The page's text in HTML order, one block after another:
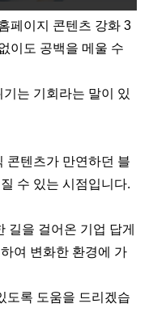
페이지 콘텐츠 강화 3
이도 공백을 메울 수
는 기회라는 말이 있
콘텐츠가 만연하던 블
수 있는 시점입니다.
길을 걸어온 기업 답게
여 변화한 환경에 가
도록 도움을 드리겠습